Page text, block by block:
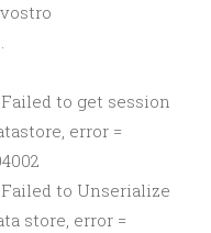
Failed to get session
error =
Failed to Unserialize
store, error =